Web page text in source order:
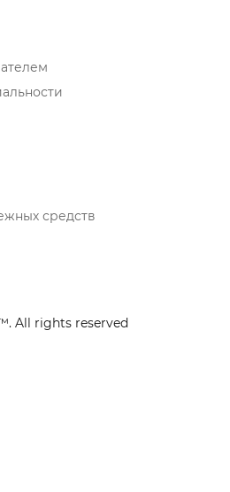
средств
All rights reserved